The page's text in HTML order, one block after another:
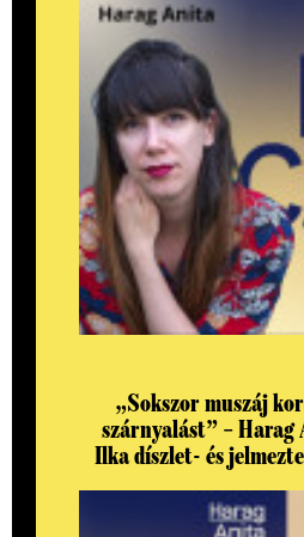
„Sokszor muszáj
szárnyalást” – Harag
Ilka díszlet- és